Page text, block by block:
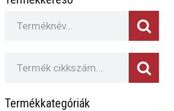
Termékkategóriák